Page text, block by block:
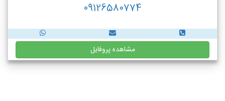
09126580774
مشاهده پروفایل